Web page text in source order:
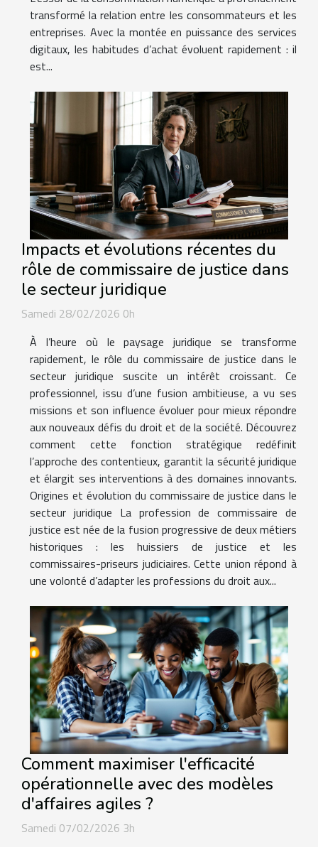
transformé la relation entre les consommateurs et les
entreprises. Avec la montée en puissance des services
digitaux, les habitudes d’achat évoluent rapidement : il
est...
Impacts et évolutions récentes du
rôle de commissaire de justice dans
le secteur juridique
Samedi 28/02/2026 0h
À l’heure où le paysage juridique se transforme
rapidement, le rôle du commissaire de justice dans le
secteur juridique suscite un intérêt croissant. Ce
professionnel, issu d’une fusion ambitieuse, a vu ses
missions et son influence évoluer pour mieux répondre
aux nouveaux défis du droit et de la société. Découvrez
comment cette fonction stratégique redéfinit
l’approche des contentieux, garantit la sécurité juridique
et élargit ses interventions à des domaines innovants.
Origines et évolution du commissaire de justice dans le
secteur juridique La profession de commissaire de
justice est née de la fusion progressive de deux métiers
historiques : les huissiers de justice et les
commissaires-priseurs judiciaires. Cette union répond à
une volonté d’adapter les professions du droit aux...
Comment maximiser l'efficacité
opérationnelle avec des modèles
d'affaires agiles ?
Samedi 07/02/2026 3h